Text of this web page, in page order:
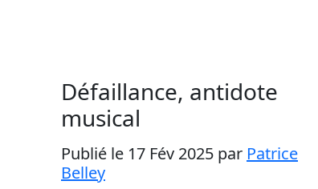
Défaillance, antidote
musical
Publié le 17 Fév 2025 par Patrice
Belley